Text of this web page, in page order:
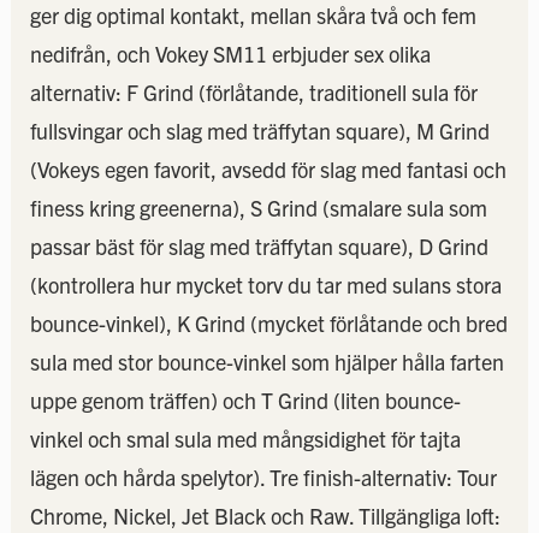
ger dig optimal kontakt, mellan skåra två och fem
nedifrån, och Vokey SM11 erbjuder sex olika
alternativ: F Grind (förlåtande, traditionell sula för
fullsvingar och slag med träffytan square), M Grind
(Vokeys egen favorit, avsedd för slag med fantasi och
finess kring greenerna), S Grind (smalare sula som
passar bäst för slag med träffytan square), D Grind
(kontrollera hur mycket torv du tar med sulans stora
bounce-vinkel), K Grind (mycket förlåtande och bred
sula med stor bounce-vinkel som hjälper hålla farten
uppe genom träffen) och T Grind (liten bounce-
vinkel och smal sula med mångsidighet för tajta
lägen och hårda spelytor). Tre finish-alternativ: Tour
Chrome, Nickel, Jet Black och Raw. Tillgängliga loft: